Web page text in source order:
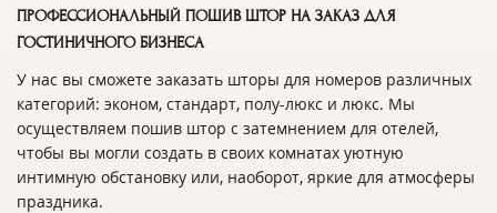
ПРОФЕССИОНАЛЬНЫЙ ПОШИВ ШТОР НА ЗАКАЗ ДЛЯ
ГОСТИНИЧНОГО БИЗНЕСА
У нас вы сможете заказать шторы для номеров различных
категорий: эконом, стандарт, полу-люкс и люкс. Мы
осуществляем пошив штор с затемнением для отелей,
чтобы вы могли создать в своих комнатах уютную
интимную обстановку или, наоборот, яркие для атмосферы
праздника.